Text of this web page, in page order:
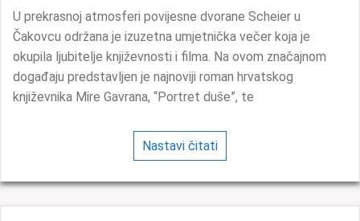
U prekrasnoj atmosferi povijesne dvorane Scheier u
Čakovcu održana je izuzetna umjetnička večer koja je
okupila ljubitelje književnosti i filma. Na ovom značajnom
događaju predstavljen je najnoviji roman hrvatskog
književnika Mire Gavrana, “Portret duše”, te
Nastavi čitati